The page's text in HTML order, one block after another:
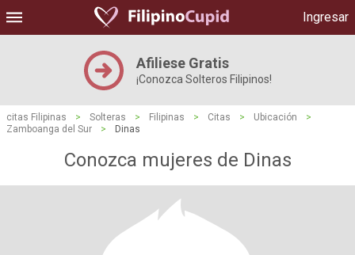
Ingresar
Afiliese Gratis
¡Conozca Solteros Filipinos!
citas Filipinas > Solteras > Filipinas > Citas > Ubicación
>
Zamboanga del Sur
> Dinas
Conozca mujeres de Dinas